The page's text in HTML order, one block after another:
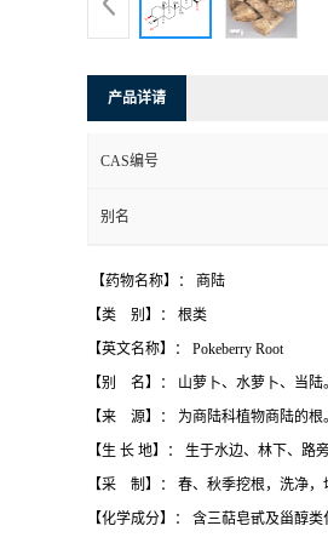
产品详请
CAS编号
别名
【药物名称】： 商陆
【类
别】： 根类
【英文名称】：
Pokeberry Root
【别
名】： 山萝卜、水萝卜、当陆。
【来
源】： 为商陆科植物商陆的根。
【生 长 地】： 生于水边、林下、
【采
制】： 春、秋季挖根，洗净，
【化学成分】： 含三萜皂甙及甾醇